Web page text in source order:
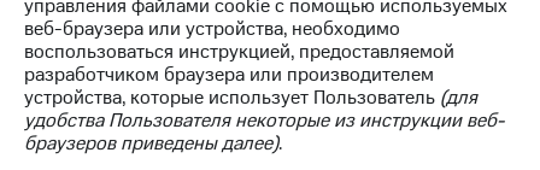
управления файлами cookie с помощью используемых
веб-браузера или устройства, необходимо
воспользоваться инструкцией, предоставляемой
разработчиком браузера или производителем
устройства, которые использует Пользователь (для
удобства Пользователя некоторые из инструкции веб-
браузеров приведены далее).